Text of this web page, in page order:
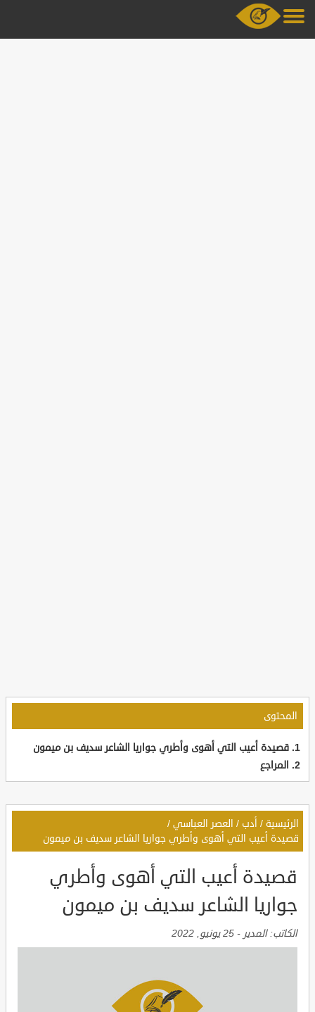
المحتوى
قصيدة أعيب التي أهوى وأطري جواريا الشاعر سديف بن ميمون
المراجع
الرئيسية / أدب / العصر العباسي /
قصيدة أعيب التي أهوى وأطري جواريا الشاعر سديف بن ميمون
قصيدة أعيب التي أهوى وأطري
جواريا الشاعر سديف بن ميمون
الكاتب:المدير - 25 يونيو, 2022